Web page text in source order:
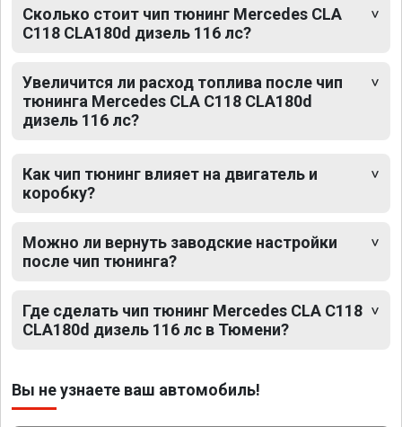
Сколько стоит чип тюнинг Mercedes CLA
C118 CLA180d дизель 116 лс?
Увеличится ли расход топлива после чип
тюнинга Mercedes CLA C118 CLA180d
дизель 116 лс?
Как чип тюнинг влияет на двигатель и
коробку?
Можно ли вернуть заводские настройки
после чип тюнинга?
Где сделать чип тюнинг Mercedes CLA C118
CLA180d дизель 116 лс в Тюмени?
Вы не узнаете ваш автомобиль!